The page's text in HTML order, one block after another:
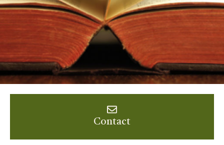
Contact